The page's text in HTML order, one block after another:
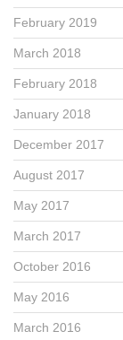
February 2019
March 2018
February 2018
January 2018
December 2017
August 2017
May 2017
March 2017
October 2016
May 2016
March 2016